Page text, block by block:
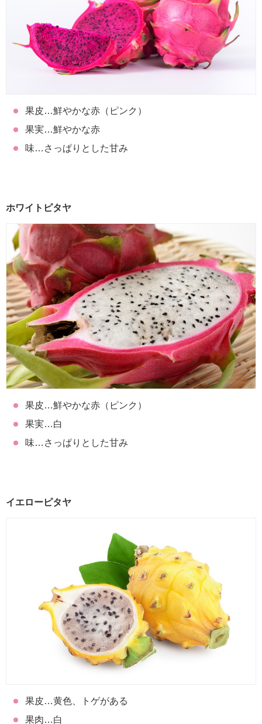
果皮…鮮やかな赤（ピンク）
果実…鮮やかな赤
味…さっぱりとした甘み
ホワイトピタヤ
果皮…鮮やかな赤（ピンク）
果実…白
味…さっぱりとした甘み
イエローピタヤ
果皮…黄色、トゲがある
果肉…白